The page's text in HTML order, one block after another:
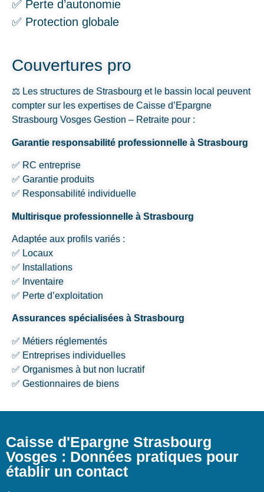
✅ Perte d’autonomie
✅ Protection globale
Couvertures pro
⚖️ Les structures de Strasbourg et le bassin local peuvent
compter sur les expertises de Caisse d’Epargne
Strasbourg Vosges Gestion – Retraite pour :
Garantie responsabilité professionnelle à Strasbourg
✅ RC entreprise
✅ Garantie produits
✅ Responsabilité individuelle
Multirisque professionnelle à Strasbourg
Adaptée aux profils variés :
✅ Locaux
✅ Installations
✅ Inventaire
✅ Perte d’exploitation
Assurances spécialisées à Strasbourg
✅ Métiers réglementés
✅ Entreprises individuelles
✅ Organismes à but non lucratif
✅ Gestionnaires de biens
Caisse d'Epargne Strasbourg
Vosges : Données pratiques pour
établir un contact